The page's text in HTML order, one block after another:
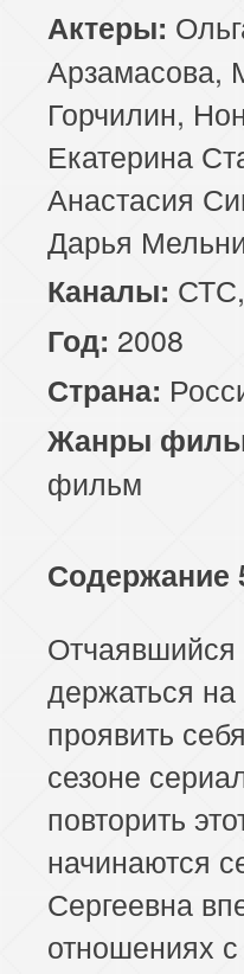
Актеры:
Арзамасова,
Горчилин,
Екатерина
Анастасия
Дарья
Каналы:
Год: 2008
Страна:
Жанры
фильм
Содержание
Отчаявшийся
держаться
проявить
сезоне
повторить
начинаются
Сергеевна
отношениях